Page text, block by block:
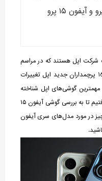
۱۵، آیفون ۱۵ پلاس، آیفون ۱۵ پرو و آیفون ۱۵ پرو
محصولات شرکت اپل هستند که در مراسم
Wonderlust رونمایی شدند. سری آیفون 15 پرچمداران جدید اپل تغییرات
مهمترین گوشی‌های اپل شناخته
می‌شوند. ما در این مقاله از سل تصمیم گرفتیم تا به بررسی گوشی آیفون ۱۵
در مورد مدل‌های سری آیفون